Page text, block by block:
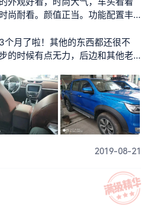
尚耐看。颜值正当。功能配置丰
小轿车，感觉自己是开的是卡
个月了啦！其他的东西都还很不
的时候有点无力，后边和其他老
好像也存在。可能还是没开多久
边慢慢摸索吧
2019-08-21